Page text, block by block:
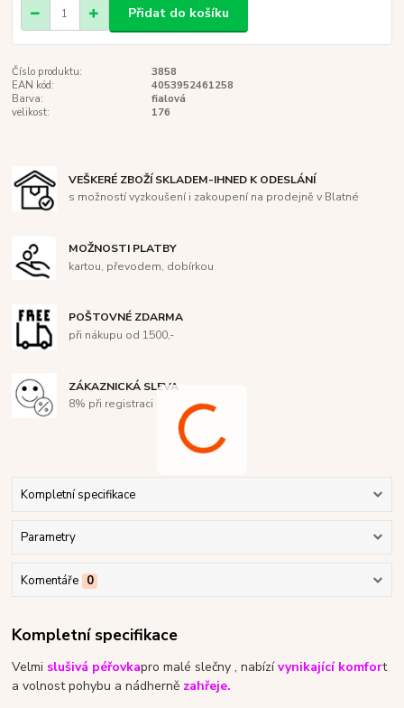
Přidat do košíku
Číslo produktu:
3858
EAN kód:
4053952461258
Barva:
fialová
velikost:
176
VEŠKERÉ ZBOŽÍ SKLADEM-IHNED K ODESLÁNÍ
s možností vyzkoušení i zakoupení na prodejně v Blatné
MOŽNOSTI PLATBY
kartou, převodem, dobírkou
POŠTOVNÉ ZDARMA
při nákupu od 1500,-
ZÁKAZNICKÁ SLEVA
8% při registraci
Kompletní specifikace
Parametry
Komentáře 0
Kompletní specifikace
Velmi slušivá péřovkapro malé slečny , nabízívynikající komfort
a volnost pohybu a nádherně zahřeje.